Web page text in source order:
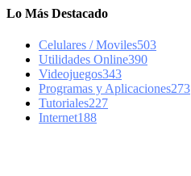
Lo Más Destacado
Celulares / Moviles503
Utilidades Online390
Videojuegos343
Programas y Aplicaciones273
Tutoriales227
Internet188